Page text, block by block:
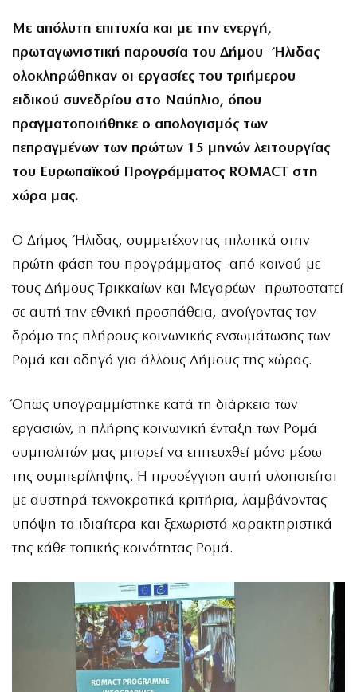
Με απόλυτη επιτυχία και με την ενεργή,
πρωταγωνιστική παρουσία του Δήμου Ήλιδας
ολοκληρώθηκαν οι εργασίες του τριήμερου
ειδικού συνεδρίου στο Ναύπλιο, όπου
πραγματοποιήθηκε ο απολογισμός των
πεπραγμένων των πρώτων 15 μηνών λειτουργίας
του Ευρωπαϊκού Προγράμματος ROMACT στη
χώρα μας.
Ο Δήμος Ήλιδας, συμμετέχοντας πιλοτικά στην
πρώτη φάση του προγράμματος -από κοινού με
τους Δήμους Τρικκαίων και Μεγαρέων- πρωτοστατεί
σε αυτή την εθνική προσπάθεια, ανοίγοντας τον
δρόμο της πλήρους κοινωνικής ενσωμάτωσης των
Ρομά και οδηγό για άλλους Δήμους της χώρας.
Όπως υπογραμμίστηκε κατά τη διάρκεια των
εργασιών, η πλήρης κοινωνική ένταξη των Ρομά
συμπολιτών μας μπορεί να επιτευχθεί μόνο μέσω
της συμπερίληψης. Η προσέγγιση αυτή υλοποιείται
με αυστηρά τεχνοκρατικά κριτήρια, λαμβάνοντας
υπόψη τα ιδιαίτερα και ξεχωριστά χαρακτηριστικά
της κάθε τοπικής κοινότητας Ρομά.